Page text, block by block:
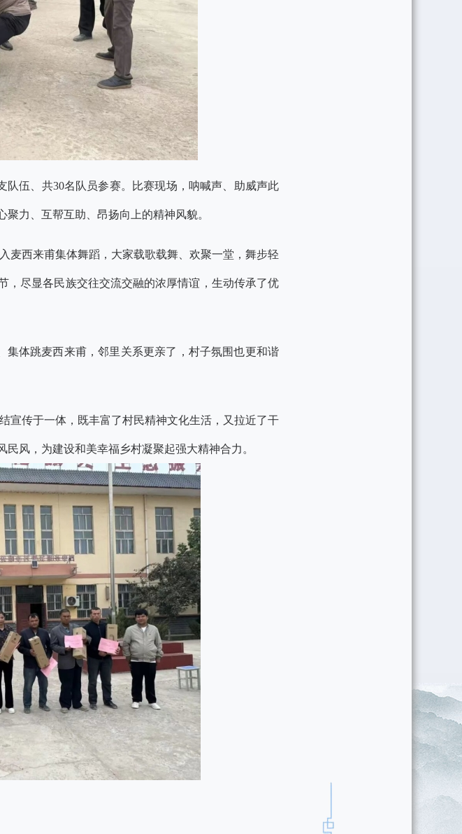
伍、共30名队员参赛。比赛现场，呐喊声、助威声此
力、互帮互助、昂扬向上的精神风貌。
麦西来甫集体舞蹈，大家载歌载舞、欢聚一堂，舞步轻
，尽显各民族交往交流交融的浓厚情谊，生动传承了优
体跳麦西来甫，邻里关系更亲了，村子氛围也更和谐
宣传于一体，既丰富了村民精神文化生活，又拉近了干
风，为建设和美幸福乡村凝聚起强大精神合力。